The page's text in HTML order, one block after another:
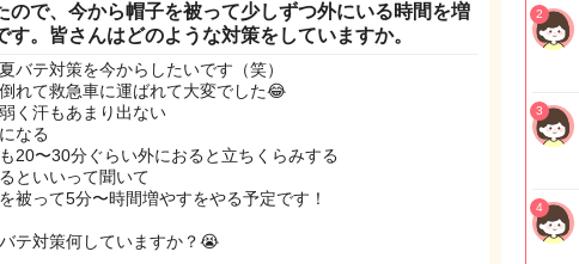
ので、今から帽子を被って少しずつ外にいる時間を増
す。皆さんはどのような対策をしていますか。
バテ対策を今からしたいです（笑）
れて救急車に運ばれて大変でした😂
く汗もあまり出ない
なる
20〜30分ぐらい外におると立ちくらみする
といいって聞いて
被って5分〜時間増やすをやる予定です！
テ対策何していますか？😭
2
3
4